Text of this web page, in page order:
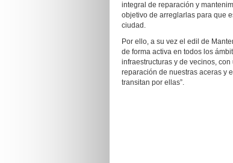
integral de reparación y
objetivo de arreglarlas para que
ciudad.
Por ello, a su vez el edil de
de forma activa en todos los
infraestructuras y de vecinos,
reparación de nuestras aceras y
transitan por ellas”.